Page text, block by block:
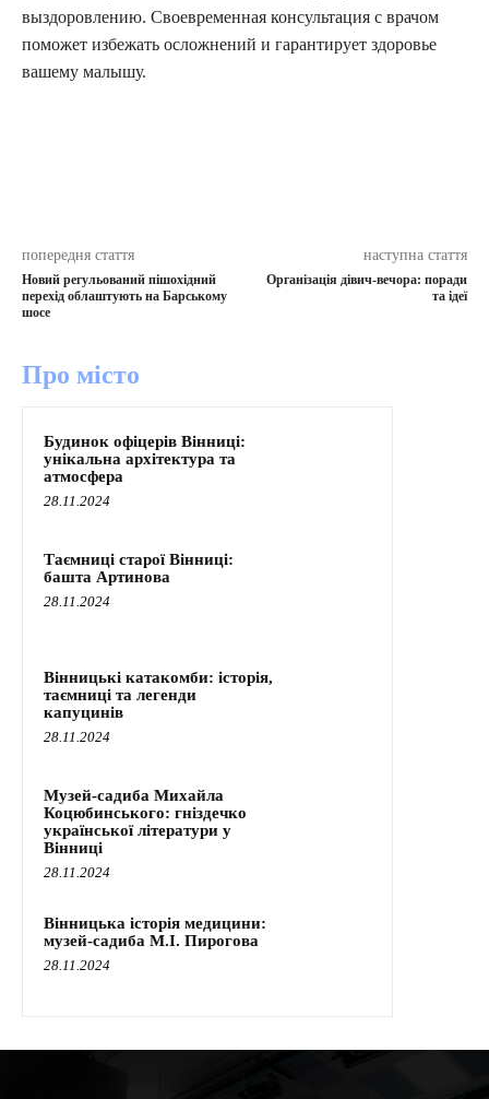
выздоровлению. Своевременная консультация с врачом
поможет избежать осложнений и гарантирует здоровье
вашему малышу.
попередня стаття
Новий регульований пішохідний
перехід облаштують на Барському
шосе
наступна стаття
Організація дівич-вечора: поради
та ідеї
Про місто
Будинок офіцерів Вінниці:
унікальна архітектура та
атмосфера
28.11.2024
Таємниці старої Вінниці:
башта Артинова
28.11.2024
Вінницькі катакомби: історія,
таємниці та легенди
капуцинів
28.11.2024
Музей-садиба Михайла
Коцюбинського: гніздечко
української літератури у
Вінниці
28.11.2024
Вінницька історія медицини:
музей-садиба М.І. Пирогова
28.11.2024